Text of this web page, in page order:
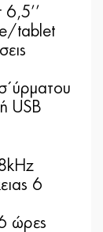
tablet
USB
6
ώρες